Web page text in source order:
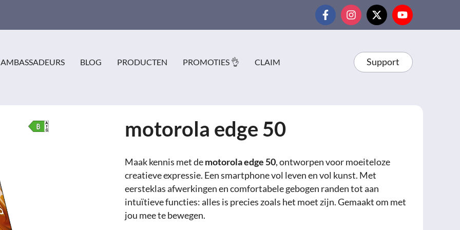
AMBASSADEURS BLOG PRODUCTEN PROMOTIES 👌 CLAIM Support
motorola edge 50
Maak kennis met demotorola edge 50, ontworpen voor moeiteloze
creatieve expressie. Een smartphone vol leven en vol kunst. Met
eersteklas afwerkingen en comfortabele gebogen randen tot aan
intuïtieve functies: alles is precies zoals het moet zijn. Gemaakt om met
jou mee te bewegen.